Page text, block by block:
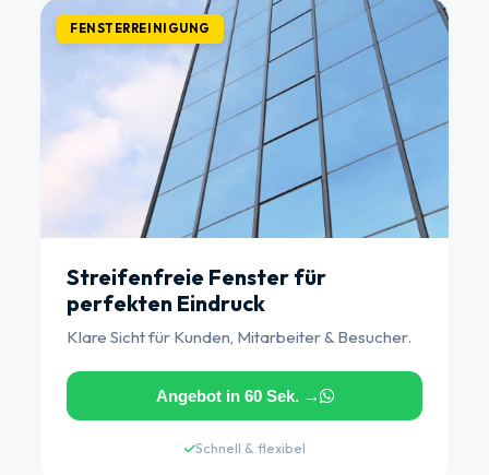
FENSTERREINIGUNG
Streifenfreie Fenster für
perfekten Eindruck
Klare Sicht für Kunden, Mitarbeiter & Besucher.
Angebot in 60 Sek. →
Schnell & flexibel